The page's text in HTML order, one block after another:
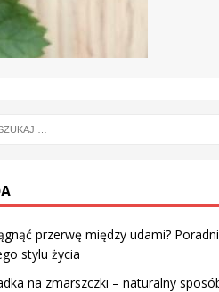
przerwę między udami?
stylu życia
na zmarszczki – naturalny